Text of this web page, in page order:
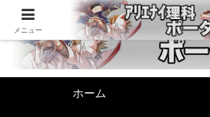
ホーム
メニュー